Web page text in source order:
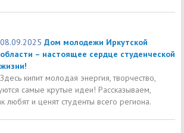
08.09.2025 Дом молодежи Иркутской
области – настоящее сердце студенческой
жизни!
Здесь кипит молодая энергия, творчество,
самые крутые идеи! Рассказываем,
любят и ценят студенты всего региона.